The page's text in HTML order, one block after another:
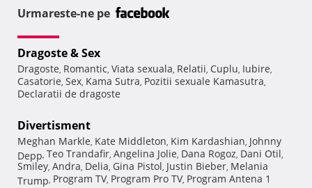
Urmareste-ne pe
Dragoste & Sex
Dragoste, Romantic, Viata sexuala, Relatii, Cuplu, Iubire,
Casatorie, Sex, Kama Sutra, Pozitii sexuale Kamasutra,
Declaratii de dragoste
Divertisment
Meghan Markle, Kate Middleton, Kim Kardashian, Johnny
Depp, Teo Trandafir, Angelina Jolie, Dana Rogoz, Dani Otil,
Smiley, Andra, Delia, Gina Pistol, Justin Bieber, Melania
Trump, Program TV, Program Pro TV, Program Antena 1